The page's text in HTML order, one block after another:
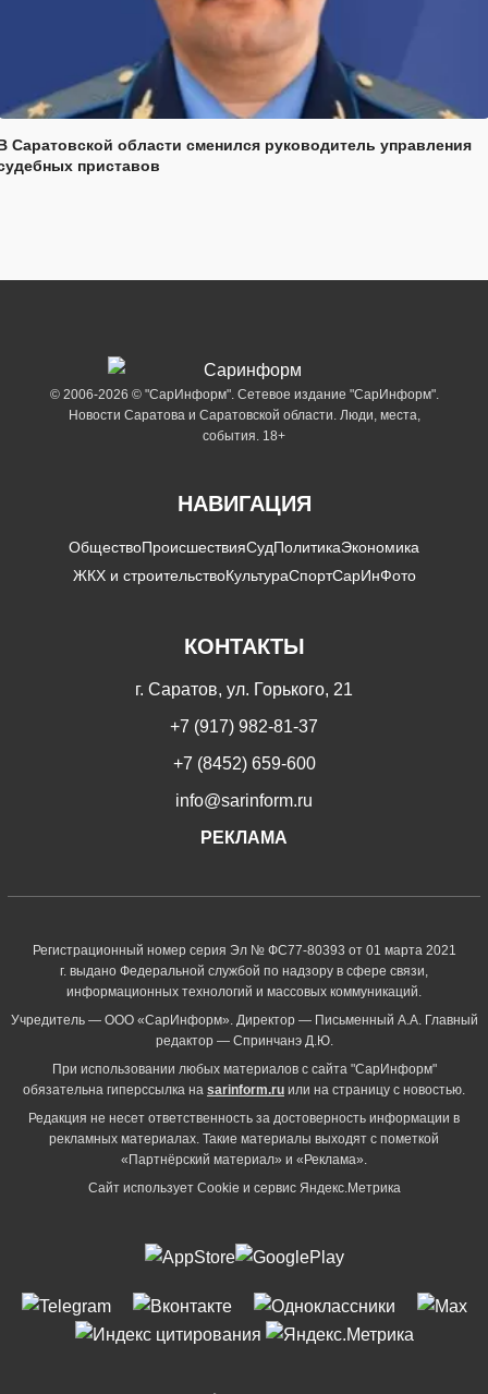
Саратовской области сменился руководитель управления
приставов
© 2006-2026 © "СарИнформ". Сетевое издание "СарИнформ".
Новости Саратова и Саратовской области. Люди, места,
события. 18+
НАВИГАЦИЯ
ОбществоПроисшествияСудПолитикаЭкономика
ЖКХ и строительствоКультураСпортСарИнФото
КОНТАКТЫ
г. Саратов, ул. Горького, 21
+7 (917) 982-81-37
+7 (8452) 659-600
info@sarinform.ru
РЕКЛАМА
Регистрационный номер серия Эл № ФС77-80393 от 01 марта 2021
г. выдано Федеральной службой по надзору в сфере связи,
информационных технологий и массовых коммуникаций.
Учредитель — ООО «СарИнформ». Директор — Письменный А.А. Главный
редактор — Спринчанэ Д.Ю.
При использовании любых материалов с сайта "СарИнформ"
обязательна гиперссылка на sarinform.ru или на страницу с новостью.
Редакция не несет ответственность за достоверность информации в
рекламных материалах. Такие материалы выходят с пометкой
«Партнёрский материал» и «Реклама».
Сайт использует Cookie и сервиc Яндекс.Метрика